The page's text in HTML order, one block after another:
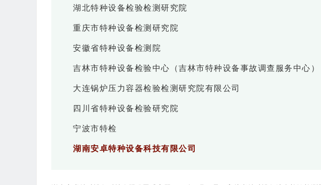
湖北特种设备检验检测研究院
重庆市特种设备检测研究院
安徽省特种设备检测院
吉林市特种设备检验中心（吉林市特种设备事故调查服务中心）
大连锅炉压力容器检验检测研究院有限公司
四川省特种设备检验研究院
宁波市特检
湖南安卓特种设备科技有限公司